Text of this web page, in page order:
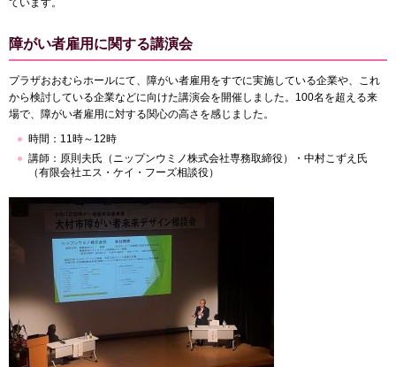
ています。
障がい者雇用に関する講演会
プラザおおむらホールにて、障がい者雇用をすでに実施している企業や、これ
から検討している企業などに向けた講演会を開催しました。100名を超える来
場で、障がい者雇用に対する関心の高さを感じました。
時間：11時～12時
講師：原則夫氏（ニップンウミノ株式会社専務取締役）・中村こずえ氏
（有限会社エス・ケイ・フーズ相談役）